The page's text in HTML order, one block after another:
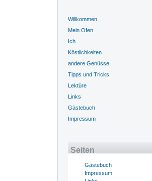
Willkommen
Mein Ofen
Ich
Köstlichkeiten
andere Genüsse
Tipps und Tricks
Lektüre
Links
Gästebuch
Impressum
Seiten
Gästebuch
Impressum